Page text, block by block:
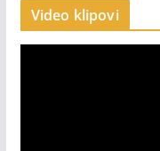
Video klipovi